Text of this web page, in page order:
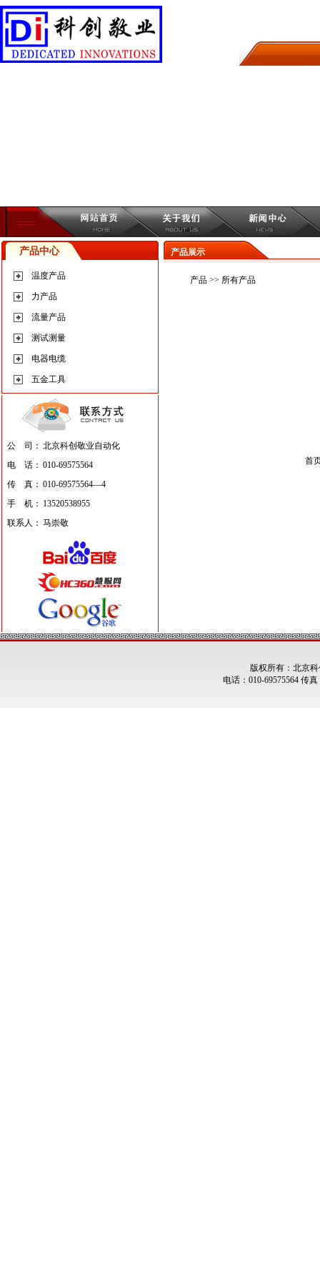
产品中心
温度产品
力产品
流量产品
测试测量
电器电缆
五金工具
公 司： 北京科创敬业自动化
电 话： 010-69575564
传 真： 010-69575564—4
手 机： 13520538955
联系人： 马崇敬
产品展示
产品>> 所有产品
首
版权所有：北京
电话：010-69575564 传